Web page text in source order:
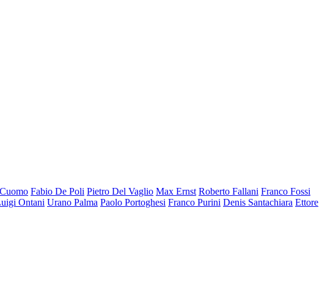
Fabio De Poli Pietro Del Vaglio Max Ernst Roberto Fallani Franco Fossi
Ontani Urano Palma Paolo Portoghesi Franco Purini Denis Santachiara Ettore